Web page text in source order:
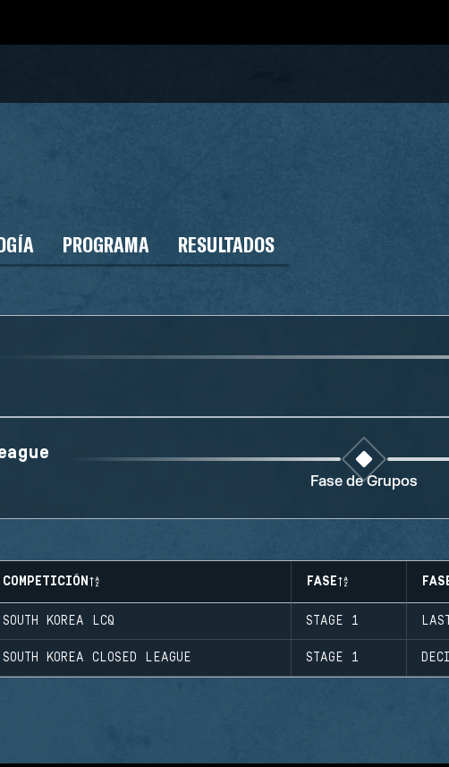
PROGRAMA RESULTADOS
Fase de Grupos
COMPETICIÓN FASE
SOUTH KOREA LCQ STAGE 1
SOUTH KOREA CLOSED LEAGUE STAGE 1